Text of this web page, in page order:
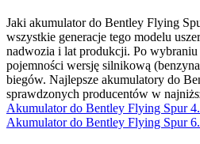
Jaki akumulator do Bentley Flying
wszystkie generacje tego modelu
nadwozia i lat produkcji. Po wybraniu
pojemności wersję silnikową
biegów. Najlepsze akumulatory do
sprawdzonych producentów w
Akumulator do Bentley Flying Spur
Akumulator do Bentley Flying Spur